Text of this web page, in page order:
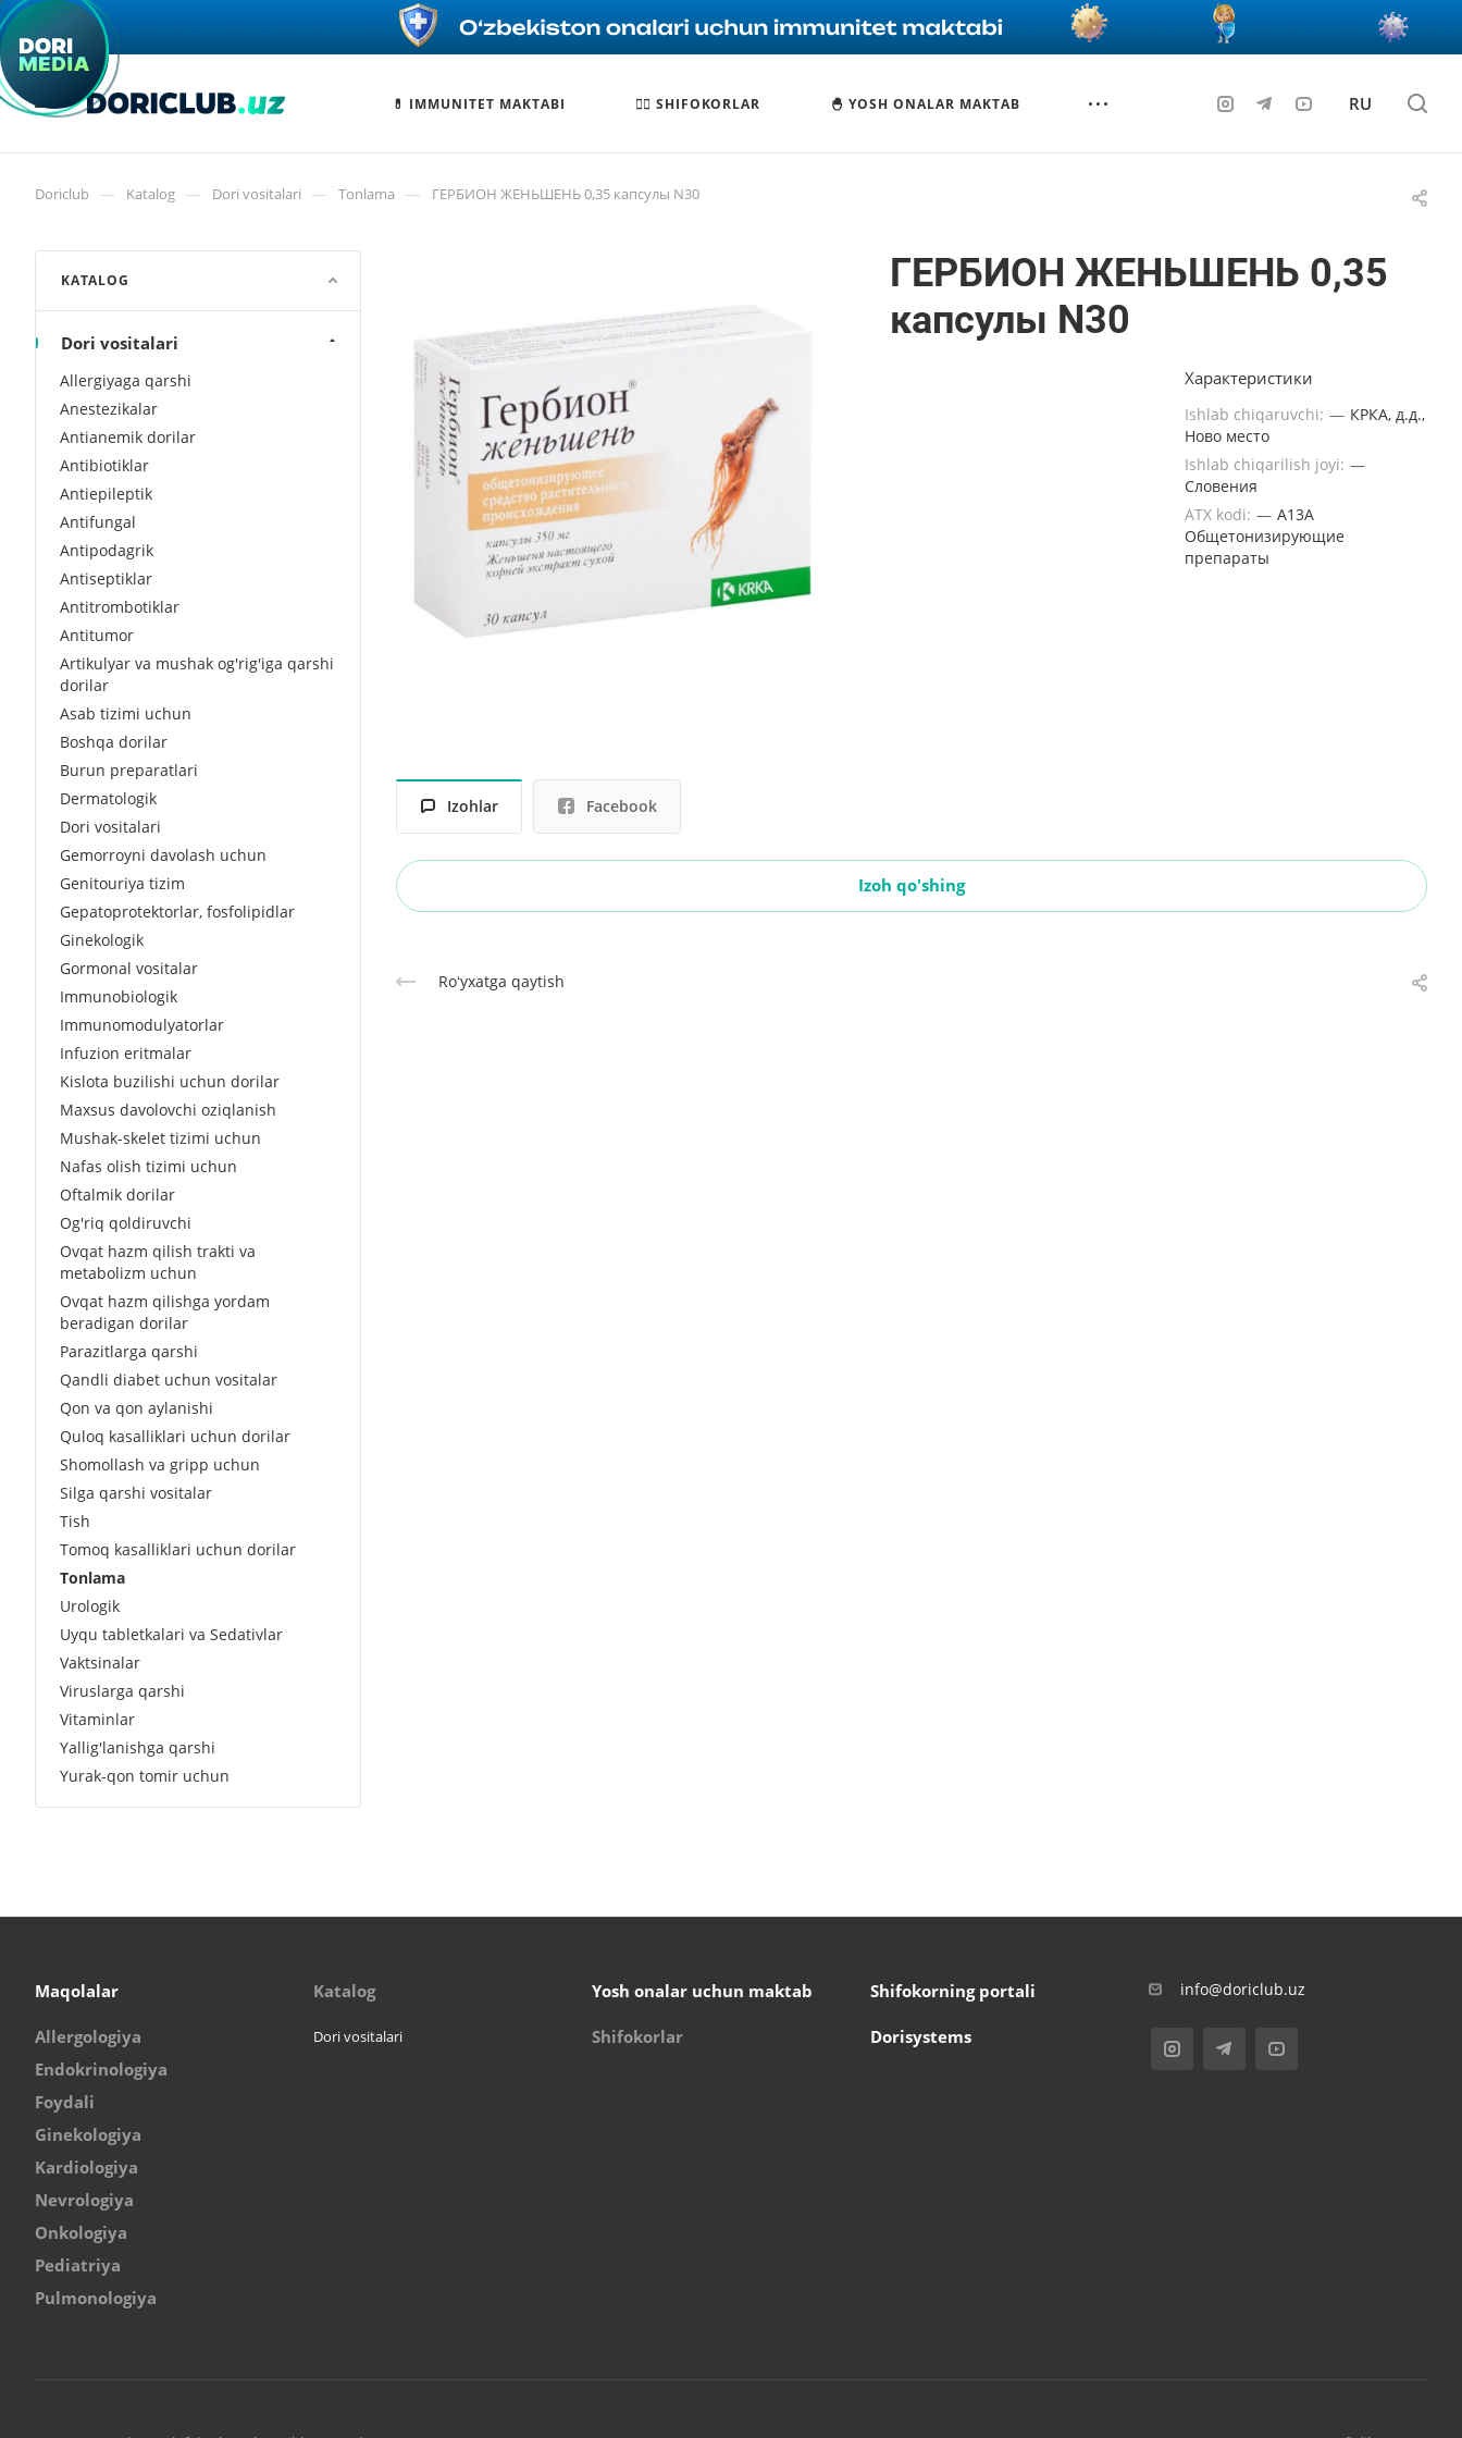
💊 IMMUNITET MAKTABI 🧑‍⚕️ SHIFOKORLAR 🐣 YOSH ONALAR MAKTAB RU
Doriclub — Katalog — Dori vositalari — Tonlama — ГЕРБИОН ЖЕНЬШЕНЬ 0,35 капсулы N30
ГЕРБИОН ЖЕНЬШЕНЬ 0,35
капсулы N30
Характеристики
Ishlab chiqaruvchi: — КРКА, д.д.,
Ново место
Ishlab chiqarilish joyi: —
Словения
ATX kodi: — A13A
Общетонизирующие
препараты
Izohlar Facebook
Izoh qo'shing
Roʻyxatga qaytish
KATALOG
Dori vositalari
Allergiyaga qarshi
Anestezikalar
Antianemik dorilar
Antibiotiklar
Antiepileptik
Antifungal
Antipodagrik
Antiseptiklar
Antitrombotiklar
Antitumor
Artikulyar va mushak og'rig'iga qarshi
dorilar
Asab tizimi uchun
Boshqa dorilar
Burun preparatlari
Dermatologik
Dori vositalari
Gemorroyni davolash uchun
Genitouriya tizim
Gepatoprotektorlar, fosfolipidlar
Ginekologik
Gormonal vositalar
Immunobiologik
Immunomodulyatorlar
Infuzion eritmalar
Kislota buzilishi uchun dorilar
Maxsus davolovchi oziqlanish
Mushak-skelet tizimi uchun
Nafas olish tizimi uchun
Oftalmik dorilar
Og'riq qoldiruvchi
Ovqat hazm qilish trakti va
metabolizm uchun
Ovqat hazm qilishga yordam
beradigan dorilar
Parazitlarga qarshi
Qandli diabet uchun vositalar
Qon va qon aylanishi
Quloq kasalliklari uchun dorilar
Shomollash va gripp uchun
Silga qarshi vositalar
Tish
Tomoq kasalliklari uchun dorilar
Tonlama
Urologik
Uyqu tabletkalari va Sedativlar
Vaktsinalar
Viruslarga qarshi
Vitaminlar
Yallig'lanishga qarshi
Yurak-qon tomir uchun
Maqolalar
Allergologiya
Endokrinologiya
Foydali
Ginekologiya
Kardiologiya
Nevrologiya
Onkologiya
Pediatriya
Pulmonologiya
Katalog
Dori vositalari
Yosh onalar uchun maktab
Shifokorlar
Shifokorning portali
Dorisystems
info@doriclub.uz